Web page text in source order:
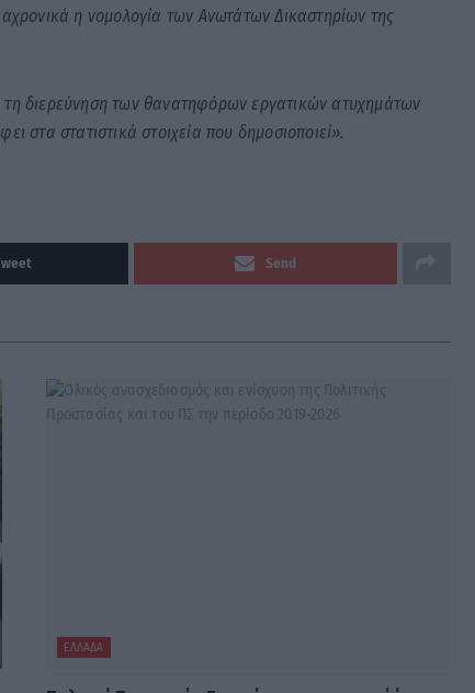
η νομολογία των Ανωτάτων Δικαστηρίων της
διερεύνηση των θανατηφόρων εργατικών ατυχημάτων
στα στατιστικά στοιχεία που δημοσιοποιεί».
Send
ΕΛΛΆΔΑ